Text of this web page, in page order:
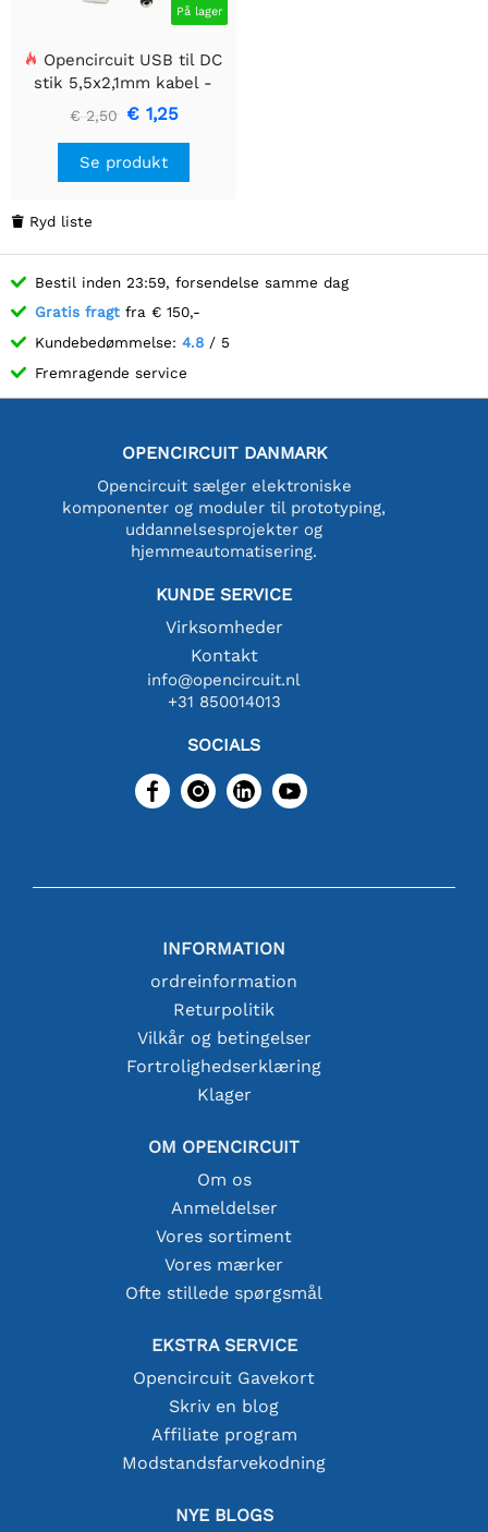
På lager
Opencircuit USB til DC
stik 5,5x2,1mm kabel -
100cm
€ 2,50 € 1,25
Se produkt
 Ryd liste
Bestil inden 23:59, forsendelse samme dag
Gratis fragt fra € 150,-
Kundebedømmelse: 4.8 / 5
Fremragende service
OPENCIRCUIT DANMARK
Opencircuit sælger elektroniske
komponenter og moduler til prototyping,
uddannelsesprojekter og
hjemmeautomatisering.
KUNDE SERVICE
Virksomheder
Kontakt
info@opencircuit.nl
+31 850014013
SOCIALS
INFORMATION
ordreinformation
Returpolitik
Vilkår og betingelser
Fortrolighedserklæring
Klager
OM OPENCIRCUIT
Om os
Anmeldelser
Vores sortiment
Vores mærker
Ofte stillede spørgsmål
EKSTRA SERVICE
Opencircuit Gavekort
Skriv en blog
Affiliate program
Modstandsfarvekodning
NYE BLOGS